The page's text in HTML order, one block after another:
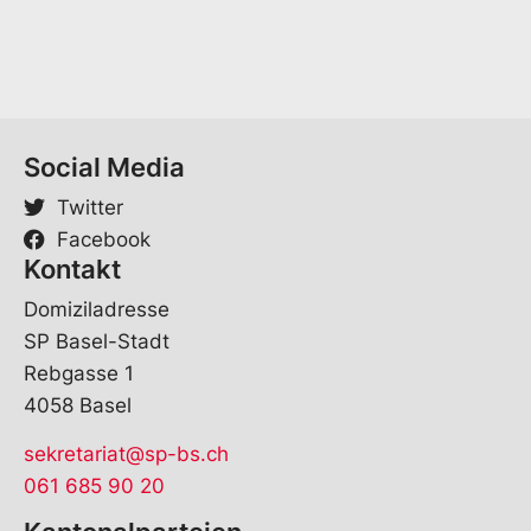
Social Media
Twitter
Facebook
Kontakt
Domiziladresse
SP Basel-Stadt
Rebgasse 1
4058 Basel
sekretariat@sp-bs.ch
061 685 90 20